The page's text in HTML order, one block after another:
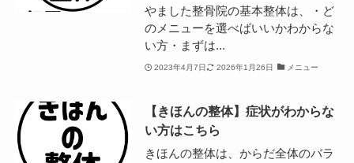
やました整骨院の基本整体は、・ど
のメニューを選べばいいかわからな
い方・まずは...
2023年4月7日 2026年1月26日 メニュー
【きほんの整体】症状がわからな
い方はこちら
きほんの整体は、からだ全体のバラ